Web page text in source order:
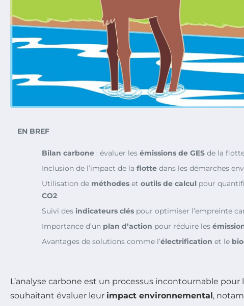
EN BREF
Bilan carbone : évaluer les émissions de GES de la
Inclusion de l’impact de la flotte dans les démarches
Utilisation de méthodes et outils de calcul pour
CO2.
Suivi des indicateurs clés pour optimiser l’empreinte
Importance d’un plan d’action pour réduire les
Avantages de solutions comme l’électrification et le
L’analyse carbone est un processus incontournable pour
souhaitant évaluer leur impact environnemental ,